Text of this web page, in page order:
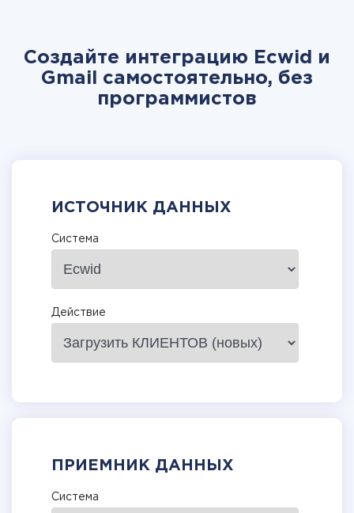
Создайте интеграцию Ecwid и
Gmail самостоятельно, без
программистов
ИСТОЧНИК ДАННЫХ
Система
Действие
ПРИЕМНИК ДАННЫХ
Система